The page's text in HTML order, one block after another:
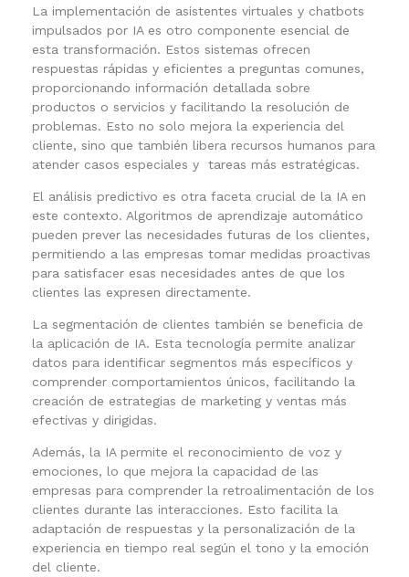
La implementación de asistentes virtuales y chatbots
impulsados por IA es otro componente esencial de
esta transformación. Estos sistemas ofrecen
respuestas rápidas y eficientes a preguntas comunes,
proporcionando información detallada sobre
productos o servicios y facilitando la resolución de
problemas. Esto no solo mejora la experiencia del
cliente, sino que también libera recursos humanos para
atender casos especiales y tareas más estratégicas.
El análisis predictivo es otra faceta crucial de la IA en
este contexto. Algoritmos de aprendizaje automático
pueden prever las necesidades futuras de los clientes,
permitiendo a las empresas tomar medidas proactivas
para satisfacer esas necesidades antes de que los
clientes las expresen directamente.
La segmentación de clientes también se beneficia de
la aplicación de IA. Esta tecnología permite analizar
datos para identificar segmentos más específicos y
comprender comportamientos únicos, facilitando la
creación de estrategias de marketing y ventas más
efectivas y dirigidas.
Además, la IA permite el reconocimiento de voz y
emociones, lo que mejora la capacidad de las
empresas para comprender la retroalimentación de los
clientes durante las interacciones. Esto facilita la
adaptación de respuestas y la personalización de la
experiencia en tiempo real según el tono y la emoción
del cliente.